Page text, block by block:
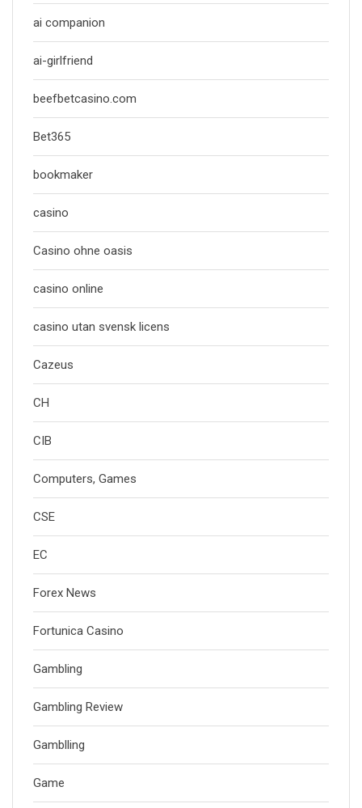
ai companion
ai-girlfriend
beefbetcasino.com
Bet365
bookmaker
casino
Casino ohne oasis
casino online
casino utan svensk licens
Cazeus
CH
CIB
Computers, Games
CSE
EC
Forex News
Fortunica Casino
Gambling
Gambling Review
Gamblling
Game